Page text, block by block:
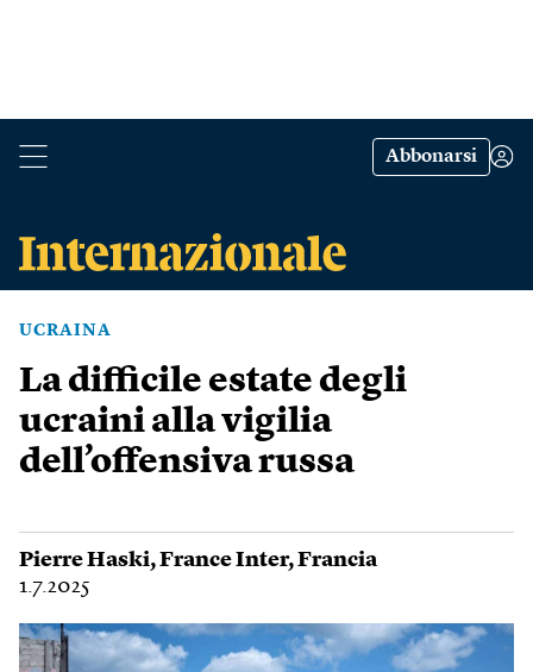
Abbonarsi
UCRAINA
La difficile estate degli
ucraini alla vigilia
dell’offensiva russa
Pierre Haski,France Inter,Francia
1.7.2025